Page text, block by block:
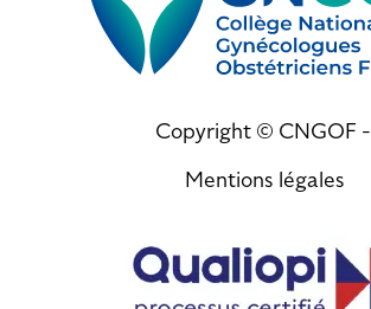
Copyright © CNGOF -
Mentions légales